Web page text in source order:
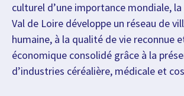
culturel d’une importance mondiale,
Val de Loire développe un réseau de
humaine, à la qualité de vie reconnue
économique consolidé grâce à la
d’industries céréalière, médicale et